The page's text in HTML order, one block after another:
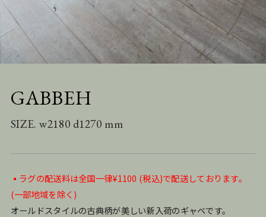
GABBEH
SIZE. w2180 d1270 mm
▪️ラグの配送料は全国一律¥1100 (税込)で配送しております。
(一部地域を除く)
オールドスタイルの古典柄が美しい新入荷のギャベです。